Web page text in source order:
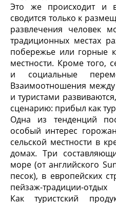
Это же происходит и
сводится только к
развлечения человек
традиционных местах
побережье или горные
местности. Кроме того,
и социальные
Взаимоотношения
и туристами
сценарию: прибыл как
Одна из тенденций
особый интерес
сельской местности в
домах. Три
море (от английского
песок), в европейских
пейзаж-традиции-отдых
Как туристский